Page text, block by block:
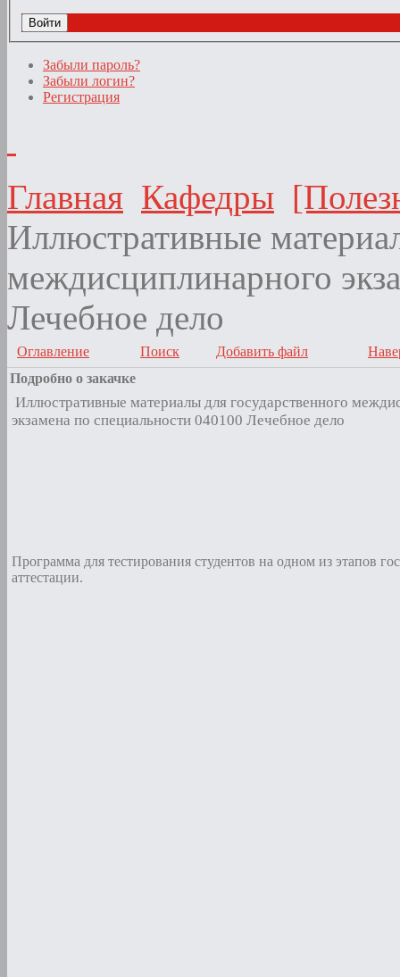
Забыли пароль?
Забыли логин?
Регистрация
Главная Кафедры
Иллюстративные
междисциплинарного
Лечебное дело
Оглавление Поиск Добавить файл
Подробно о закачке
Иллюстративные материалы для государственного
экзамена по специальности 040100 Лечебное дело
Программа для тестирования студентов на одном из этапов
аттестации.